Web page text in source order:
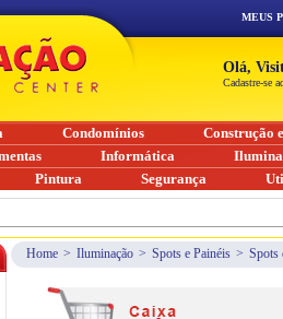
Home > Iluminação > Spots e Painéis > Spots
MEUS
Olá,
Cadastre-se
Condomínios
Construção
Informática
Pintura Segurança